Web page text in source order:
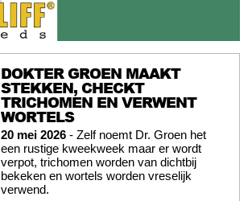
DOKTER GROEN MAAKT
STEKKEN, CHECKT
TRICHOMEN EN VERWENT
WORTELS
20 mei 2026 - Zelf noemt Dr. Groen het
een rustige kweekweek maar er wordt
verpot, trichomen worden van dichtbij
bekeken en wortels worden vreselijk
verwend.